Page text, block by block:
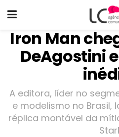
Iron Man
DeAgostini
A editora, líder no
e modelismo no Brasil,
réplica montável da